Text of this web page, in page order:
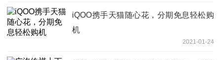
iQOO携手天猫随心花，分期免息轻松购
机
2021-01-24